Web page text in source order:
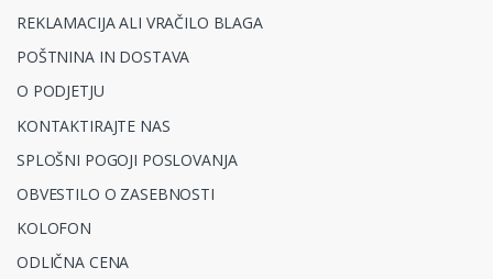
REKLAMACIJA ALI VRAČILO BLAGA
POŠTNINA IN DOSTAVA
O PODJETJU
KONTAKTIRAJTE NAS
SPLOŠNI POGOJI POSLOVANJA
OBVESTILO O ZASEBNOSTI
KOLOFON
ODLIČNA CENA